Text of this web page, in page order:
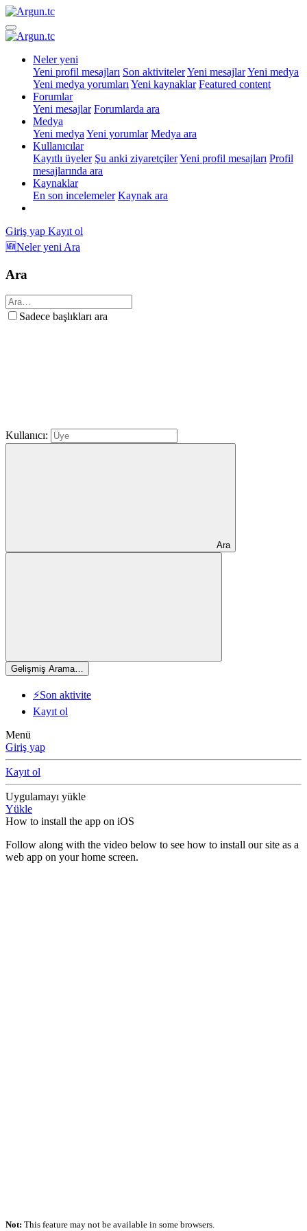
Neler yeni
Yeni profil mesajları Son aktivitelerYeni mesajlarYeni medya
Yeni medya yorumları Yeni kaynaklar Featured content
Forumlar
Yeni mesajlar Forumlarda ara
Medya
Yeni medya Yeni yorumlar Medya ara
Kullanıcılar
Kayıtlı üyeler Şu anki ziyaretçilerYeni profil mesajları Profil
mesajlarında ara
Kaynaklar
En son incelemeler Kaynak ara
Giriş yap Kayıt ol
🆕Neler yeni Ara
Ara
Sadece başlıkları ara
Kullanıcı:
Ara
Gelişmiş Arama…
⚡Son aktivite
Kayıt ol
Menü
Giriş yap
Kayıt ol
Uygulamayı yükle
Yükle
How to install the app on iOS
Follow along with the video below to see how to install our site as a
web app on your home screen.
Not: This feature may not be available in some browsers.